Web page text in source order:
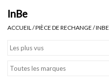
Ensembles de lave-mains
Toilettes
InBe
ACCUEIL /PIÈCE DE RECHANGE /INBE